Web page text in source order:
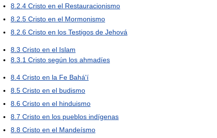
8.2.4 Cristo en el Restauracionismo
8.2.5 Cristo en el Mormonismo
8.2.6 Cristo en los Testigos de Jehová
8.3 Cristo en el Islam
8.3.1 Cristo según los ahmadíes
8.4 Cristo en la Fe Bahá'í
8.5 Cristo en el budismo
8.6 Cristo en el hinduismo
8.7 Cristo en los pueblos indígenas
8.8 Cristo en el Mandeísmo